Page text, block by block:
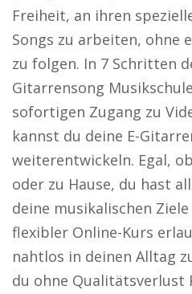
Freiheit, an ihren
Songs zu arbeiten, ohne
zu folgen. In 7 Schritten
Gitarrensong
sofortigen Zugang zu
kannst du deine E-
weiterentwickeln. Egal,
oder zu Hause, du hast
deine musikalischen
flexibler Online-Kurs
nahtlos in deinen Alltag
du ohne